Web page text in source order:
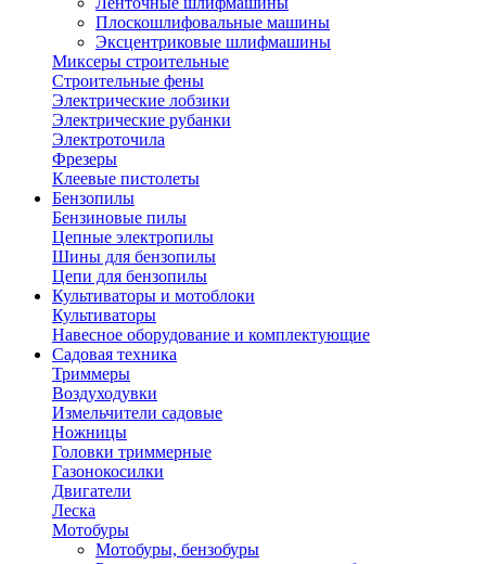
Плоскошлифовальные машины
Эксцентриковые шлифмашины
Миксеры строительные
Строительные фены
Электрические лобзики
Электрические рубанки
Электроточила
Фрезеры
Клеевые пистолеты
Бензопилы
Бензиновые пилы
Цепные электропилы
Шины для бензопилы
Цепи для бензопилы
Культиваторы и мотоблоки
Культиваторы
Навесное оборудование и комплектующие
Садовая техника
Триммеры
Воздуходувки
Измельчители садовые
Ножницы
Головки триммерные
Газонокосилки
Двигатели
Леска
Мотобуры
Мотобуры, бензобуры